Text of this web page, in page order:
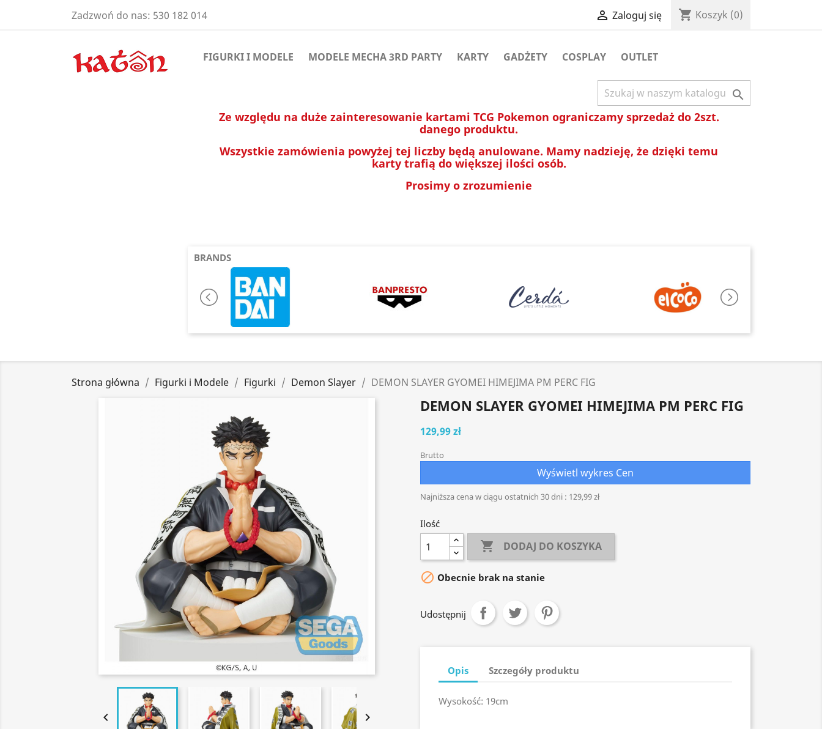
Zadzwoń do nas: 530 182 014  Zaloguj się shopping_cart Koszyk (0)
FIGURKI I MODELE MODELE MECHA 3RD PARTY KARTY GADŻETY COSPLAY OUTLET

Ze względu na duże zainteresowanie kartami TCG Pokemon ograniczamy sprzedaż do 2szt.
danego produktu.
Wszystkie zamówienia powyżej tej liczby będą anulowane. Mamy nadzieję, że dzięki temu
karty trafią do większej ilości osób.
Prosimy o zrozumienie
BRANDS
Strona główna Figurki i Modele Figurki Demon Slayer DEMON SLAYER GYOMEI HIMEJIMA PM PERC FIG
 
DEMON SLAYER GYOMEI HIMEJIMA PM PERC FIG
129,99 zł
Brutto
Wyświetl wykres Cen
Najniższa cena w ciągu ostatnich 30 dni : 129,99 zł
Ilość
 DODAJ DO KOSZYKA
 Obecnie brak na stanie
Udostępnij
Opis Szczegóły produktu
Wysokość: 19cm